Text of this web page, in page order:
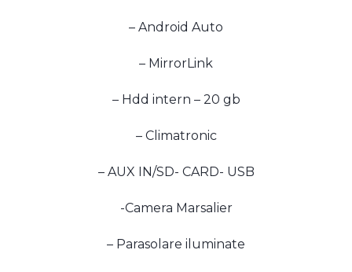
– Android Auto
– MirrorLink
– Hdd intern – 20 gb
– Climatronic
– AUX IN/SD- CARD- USB
-Camera Marsalier
– Parasolare iluminate